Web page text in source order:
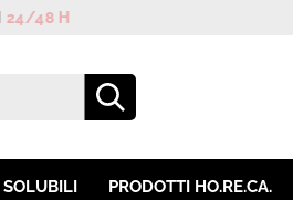
Per completare l'ordine inserisci
SOLUBILI PRODOTTI HO.RE.CA.